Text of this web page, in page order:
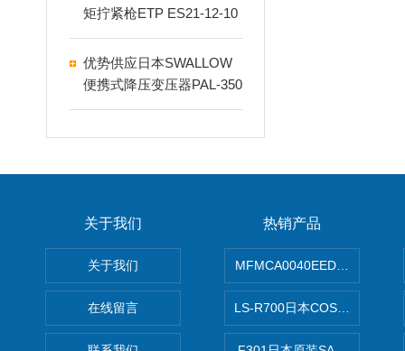
矩拧紧枪ETP ES21-12-10
6-PS
优势供应日本SWALLOW
便携式降压变压器PAL-350
E
关于我们
关于我们
在线留言
热销产品
MFMCA0040EED-H日本
LS-R700日本COSMO科斯莫